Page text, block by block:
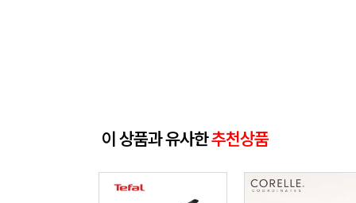
이 상품과 유사한추천상품